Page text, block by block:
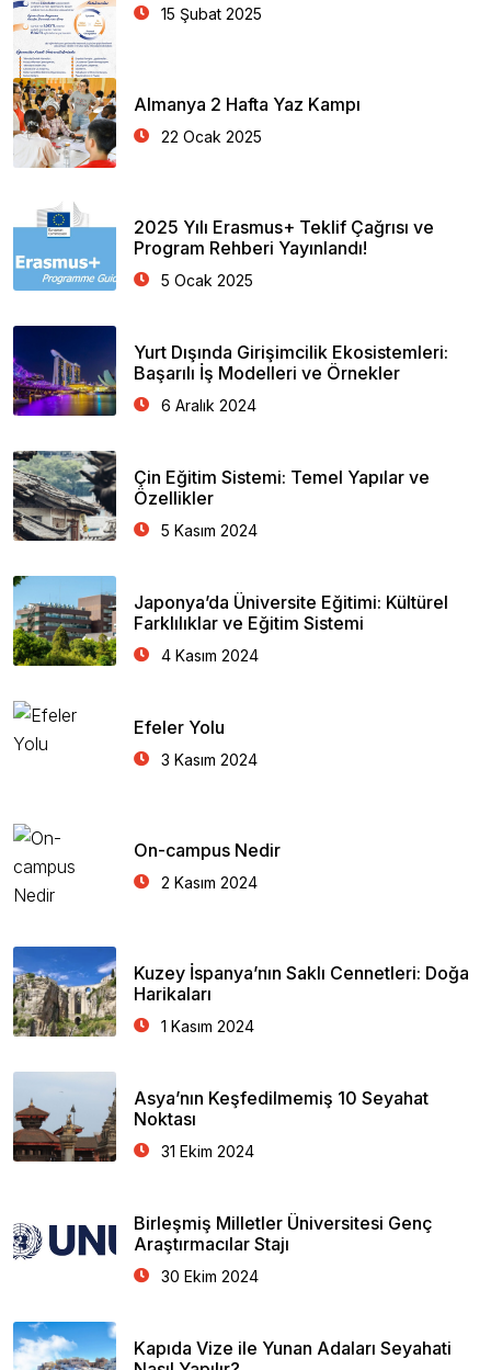
15 Şubat 2025
Almanya 2 Hafta Yaz Kampı
22 Ocak 2025
2025 Yılı Erasmus+ Teklif Çağrısı ve
Program Rehberi Yayınlandı!
5 Ocak 2025
Yurt Dışında Girişimcilik Ekosistemleri:
Başarılı İş Modelleri ve Örnekler
6 Aralık 2024
Çin Eğitim Sistemi: Temel Yapılar ve
Özellikler
5 Kasım 2024
Japonya’da Üniversite Eğitimi: Kültürel
Farklılıklar ve Eğitim Sistemi
4 Kasım 2024
Efeler Yolu
3 Kasım 2024
On-campus Nedir
2 Kasım 2024
Kuzey İspanya’nın Saklı Cennetleri: Doğa
Harikaları
1 Kasım 2024
Asya’nın Keşfedilmemiş 10 Seyahat
Noktası
31 Ekim 2024
Birleşmiş Milletler Üniversitesi Genç
Araştırmacılar Stajı
30 Ekim 2024
Kapıda Vize ile Yunan Adaları Seyahati